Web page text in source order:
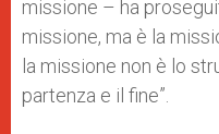
missione – ha
missione, ma è la
la missione non è lo
partenza e il fine”.